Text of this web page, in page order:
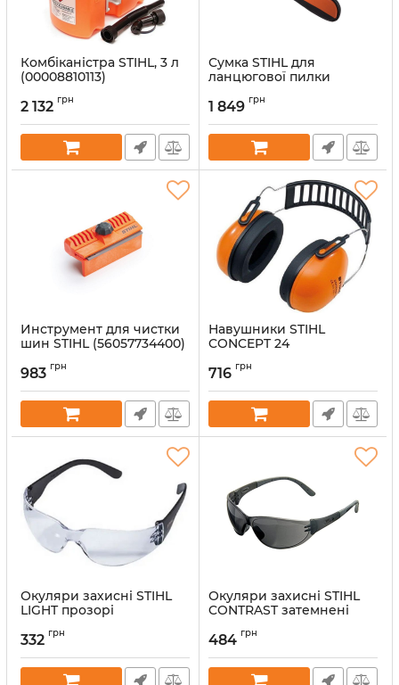
Комбіканістра STIHL, 3 л
(00008810113)
2 132 грн
Сумка STIHL для
ланцюгової пилки
Артикул:
1 849 грн
Инструмент для чистки
шин STIHL (56057734400)
983 грн
Навушники STIHL
CONCEPT 24
Артикул:
716 грн
Окуляри захисні STIHL
LIGHT прозорі
Артикул:
332 грн
Окуляри захисні STIHL
CONTRAST затемнені
Артикул:
484 грн